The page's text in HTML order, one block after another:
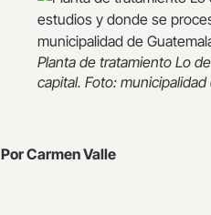
Planta de tratamiento Lo
capital. Foto: municipalidad
Por Carmen Valle